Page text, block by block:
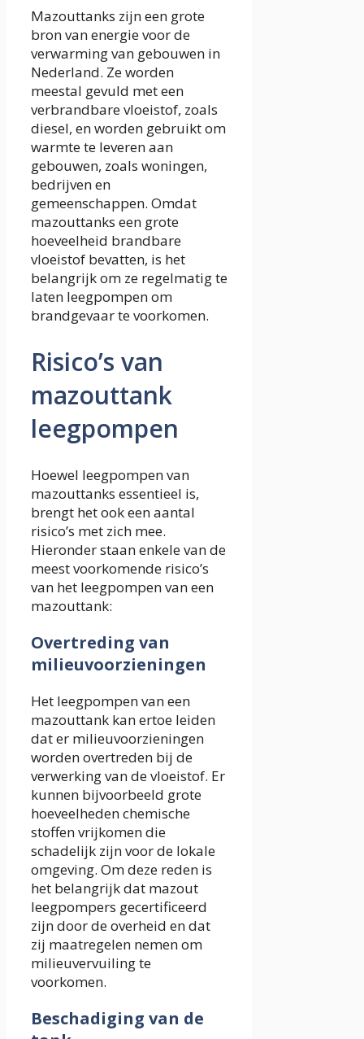
Mazouttanks zijn een grote
bron van energie voor de
verwarming van gebouwen in
Nederland. Ze worden
meestal gevuld met een
verbrandbare vloeistof, zoals
diesel, en worden gebruikt om
warmte te leveren aan
gebouwen, zoals woningen,
bedrijven en
gemeenschappen. Omdat
mazouttanks een grote
hoeveelheid brandbare
vloeistof bevatten, is het
belangrijk om ze regelmatig te
laten leegpompen om
brandgevaar te voorkomen.
Risico’s van
mazouttank
leegpompen
Hoewel leegpompen van
mazouttanks essentieel is,
brengt het ook een aantal
risico’s met zich mee.
Hieronder staan ​​enkele van de
meest voorkomende risico’s
van het leegpompen van een
mazouttank:
Overtreding van
milieuvoorzieningen
Het leegpompen van een
mazouttank kan ertoe leiden
dat er milieuvoorzieningen
worden overtreden bij de
verwerking van de vloeistof. Er
kunnen bijvoorbeeld grote
hoeveelheden chemische
stoffen vrijkomen die
schadelijk zijn voor de lokale
omgeving. Om deze reden is
het belangrijk dat mazout
leegpompers gecertificeerd
zijn door de overheid en dat
zij maatregelen nemen om
milieuvervuiling te
voorkomen.
Beschadiging van de